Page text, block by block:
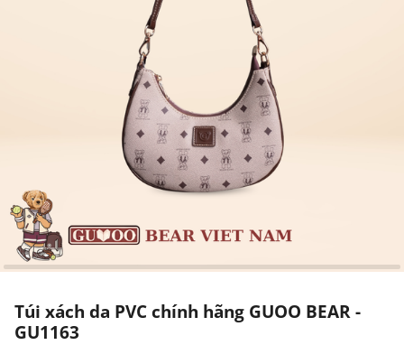
Túi xách da PVC chính hãng GUOO BEAR -
GU1163